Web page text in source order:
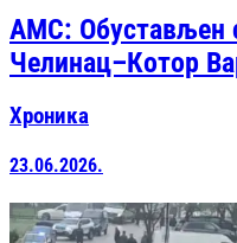
АМС: Обустављен
Челинац–Котор
Хроника
23.06.2026.